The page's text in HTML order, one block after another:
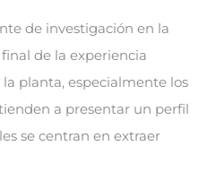
de investigación en la
de la experiencia
planta, especialmente los
a presentar un perfil
se centran en extraer